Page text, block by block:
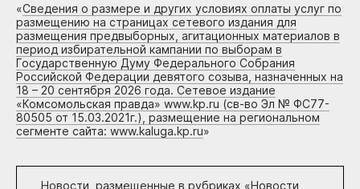
«Сведения о размере и других условиях оплаты услуг по
размещению на страницах сетевого издания для
размещения предвыборных, агитационных материалов в
период избирательной кампании по выборам в
Государственную Думу Федерального Собрания
Российской Федерации девятого созыва, назначенных на
18 – 20 сентября 2026 года. Сетевое издание
«Комсомольская правда» www.kp.ru (св-во Эл № ФС77-
80505 от 15.03.2021г.), размещение на региональном
сегменте сайта: www.kaluga.kp.ru»
Новости, размещенные в рубриках «Новости